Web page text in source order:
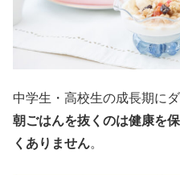
中学生・高校生の成長期に
朝ごはんを抜くのは健康を
くありません。